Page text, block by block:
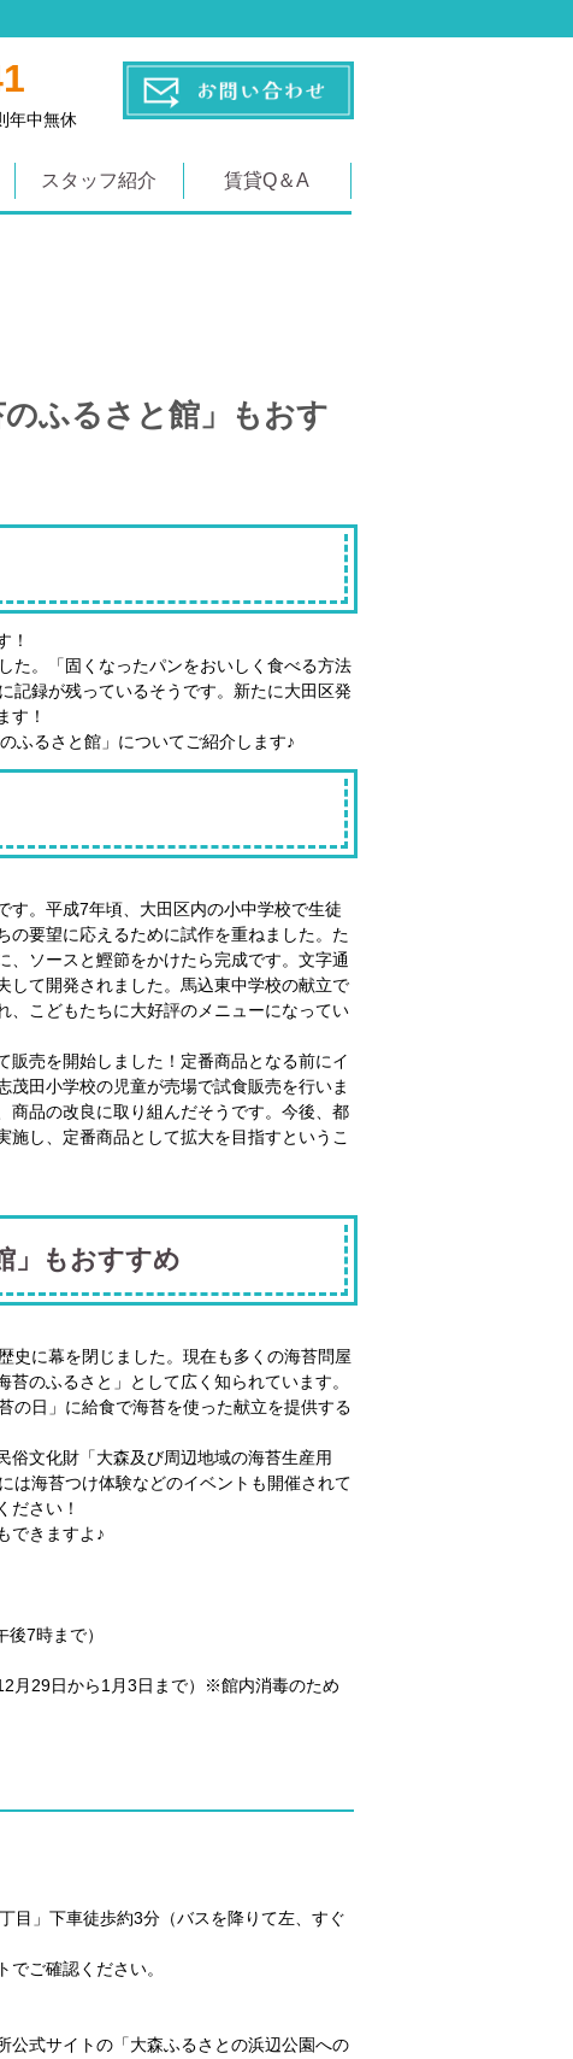
年中無休
スタッフ紹介 賃貸Q＆A
ふるさと館」もおす
！
た。「固くなったパンをおいしく食べる方法
記録が残っているそうです。新たに大田区発
す！
ふるさと館」についてご紹介します♪
す。平成7年頃、大田区内の小中学校で生徒
の要望に応えるために試作を重ねました。た
ソースと鰹節をかけたら完成です。文字通
して開発されました。馬込東中学校の献立で
、こどもたちに大好評のメニューになってい
売を開始しました！定番商品となる前にイ
茂田小学校の児童が売場で試食販売を行いま
商品の改良に取り組んだそうです。今後、都
し、定番商品として拡大を目指すというこ
」もおすすめ
史に幕を閉じました。現在も多くの海苔問屋
のふるさと」として広く知られています。
の日」に給食で海苔を使った献立を提供する
俗文化財「大森及び周辺地域の海苔生産用
は海苔つけ体験などのイベントも開催されて
ださい！
できますよ♪
7時まで）
月29日から1月3日まで）※館内消毒のため
目」下車徒歩約3分（バスを降りて左、すぐ
ご確認ください。
公式サイトの「大森ふるさとの浜辺公園への